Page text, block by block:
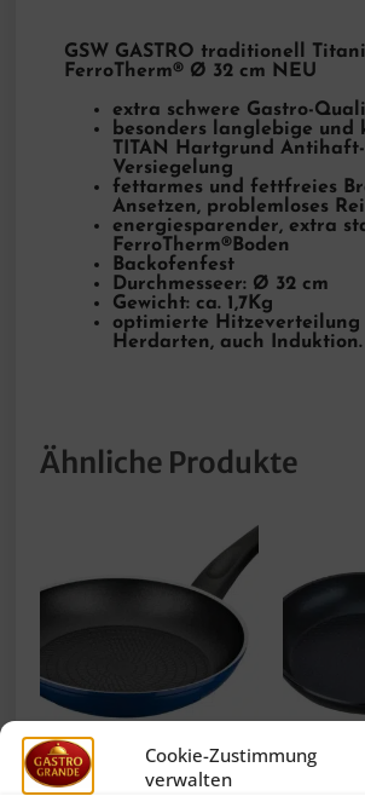
Cookie-Zustimmung
verwalten
GSW GASTRO traditionell
FerroTherm® Ø 32 cm NEU
extra schwere Gastro-
besonders langlebige und
TITAN Hartgrund Antihaft-
Versiegelung
fettarmes und fettfreies
Ansetzen, problemloses
energiesparender, extra
FerroTherm®Boden
Backofenfest
Durchmesseer: Ø 32 cm
Gewicht: ca. 1,7Kg
optimierte Hitzeverteilung
Herdarten, auch Induktion.
Ähnliche Produkte
GSW Induktion
Bratpfanne Serie